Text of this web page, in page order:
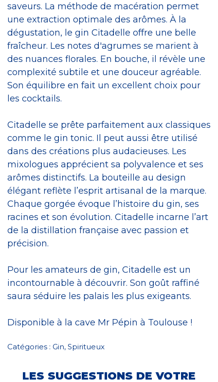
saveurs. La méthode de macération permet
une extraction optimale des arômes. À la
dégustation, le gin Citadelle offre une belle
fraîcheur. Les notes d'agrumes se marient à
des nuances florales. En bouche, il révèle une
complexité subtile et une douceur agréable.
Son équilibre en fait un excellent choix pour
les cocktails.
Citadelle se prête parfaitement aux classiques
comme le gin tonic. Il peut aussi être utilisé
dans des créations plus audacieuses. Les
mixologues apprécient sa polyvalence et ses
arômes distinctifs. La bouteille au design
élégant reflète l’esprit artisanal de la marque.
Chaque gorgée évoque l’histoire du gin, ses
racines et son évolution. Citadelle incarne l’art
de la distillation française avec passion et
précision.
Pour les amateurs de gin, Citadelle est un
incontournable à découvrir. Son goût raffiné
saura séduire les palais les plus exigeants.
Disponible à la cave Mr Pépin à Toulouse !
Catégories : Gin, Spiritueux
LES SUGGESTIONS DE VOTRE